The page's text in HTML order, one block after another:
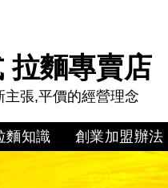
拉麵專賣店
主張,平價的經營理念
麵知識 創業加盟辦法